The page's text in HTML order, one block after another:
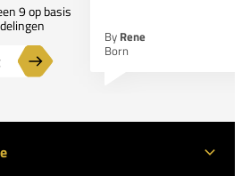
9 op basis
By Rene
Born